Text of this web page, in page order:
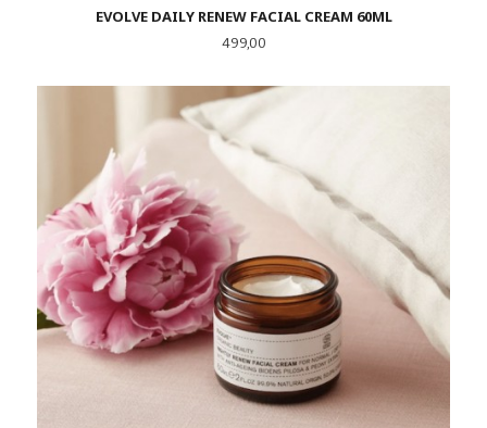
EVOLVE DAILY RENEW FACIAL CREAM 60ML
Pris
499,00